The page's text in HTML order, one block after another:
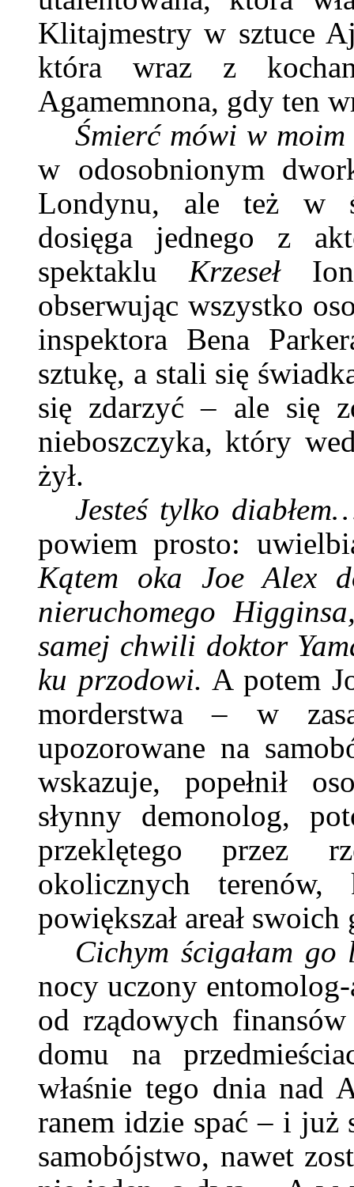
Klitajmestry w sztuce
która wraz z
Agamemnona, gdy ten
Śmierć mówi w
w odosobnionym
Londynu, ale też w
dosięga jednego z
spektakluKrzeseł
obserwując wszystko
inspektora Bena
sztukę, a stali się
się zdarzyć – ale się
nieboszczyka, który
żył.
Jesteś tylko
powiem prosto:
Kątem oka Joe Alex
nieruchomego
samej chwili doktor
ku przodowi. A potem
morderstwa – w
upozorowane na
wskazuje, popełnił
słynny demonolog,
przeklętego przez
okolicznych
powiększał areał
Cichym ścigałam
nocy uczony
od rządowych
domu na
właśnie tego dnia nad
ranem idzie spać – i już
samobójstwo, nawet